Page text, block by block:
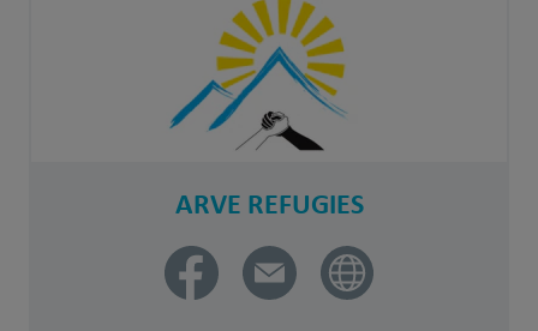
ARVE REFUGIES